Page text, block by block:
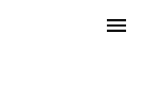
menu